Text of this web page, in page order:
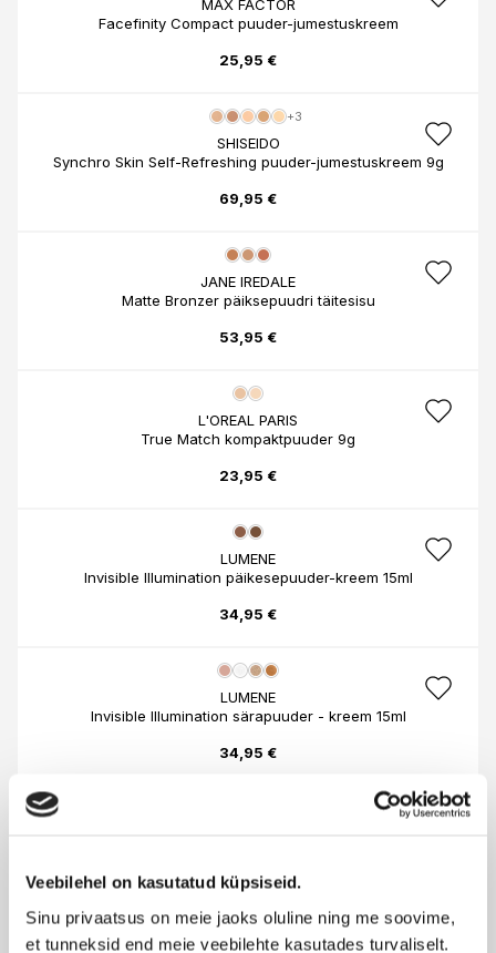
Veebilehel on kasutatud küpsiseid.
Sinu privaatsus on meie jaoks oluline ning me soovime,
et tunneksid end meie veebilehte kasutades turvaliselt.
MAX FACTOR
Facefinity Compact puuder-jumestuskreem
25,95 €
+3
SHISEIDO
Synchro Skin Self-Refreshing puuder-jumestuskreem 9g
69,95 €
JANE IREDALE
Matte Bronzer päiksepuudri täitesisu
53,95 €
L'OREAL PARIS
True Match kompaktpuuder 9g
23,95 €
LUMENE
Invisible Illumination päikesepuuder-kreem 15ml
34,95 €
LUMENE
Invisible Illumination särapuuder - kreem 15ml
34,95 €
18,90 €